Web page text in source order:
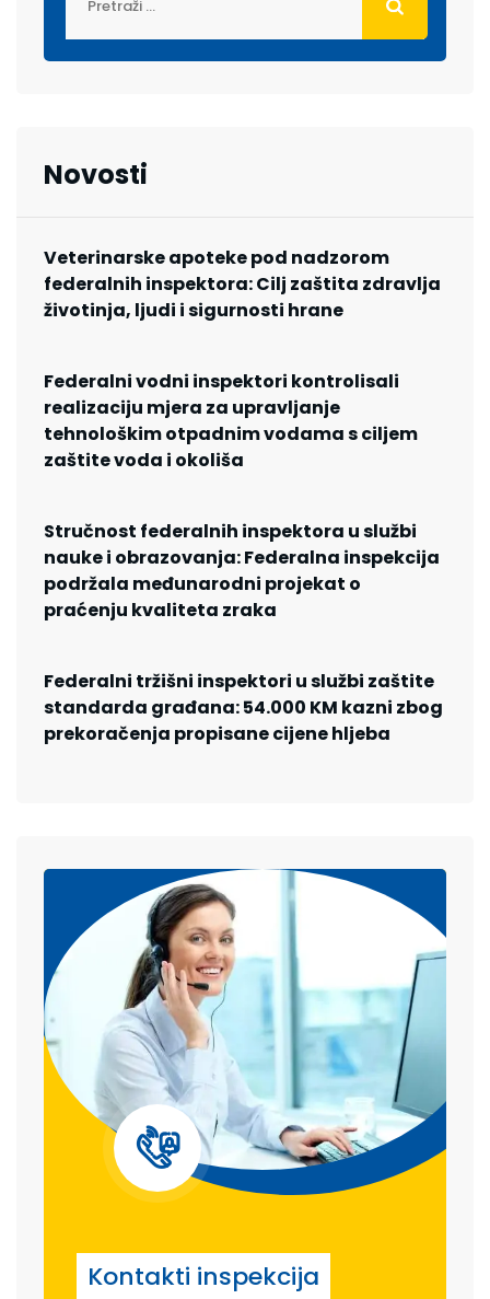
Novosti
Veterinarske apoteke pod nadzorom
federalnih inspektora: Cilj zaštita zdravlja
životinja, ljudi i sigurnosti hrane
Federalni vodni inspektori kontrolisali
realizaciju mjera za upravljanje
tehnološkim otpadnim vodama s ciljem
zaštite voda i okoliša
Stručnost federalnih inspektora u službi
nauke i obrazovanja: Federalna inspekcija
podržala međunarodni projekat o
praćenju kvaliteta zraka
Federalni tržišni inspektori u službi zaštite
standarda građana: 54.000 KM kazni zbog
prekoračenja propisane cijene hljeba
Kontakti inspekcija